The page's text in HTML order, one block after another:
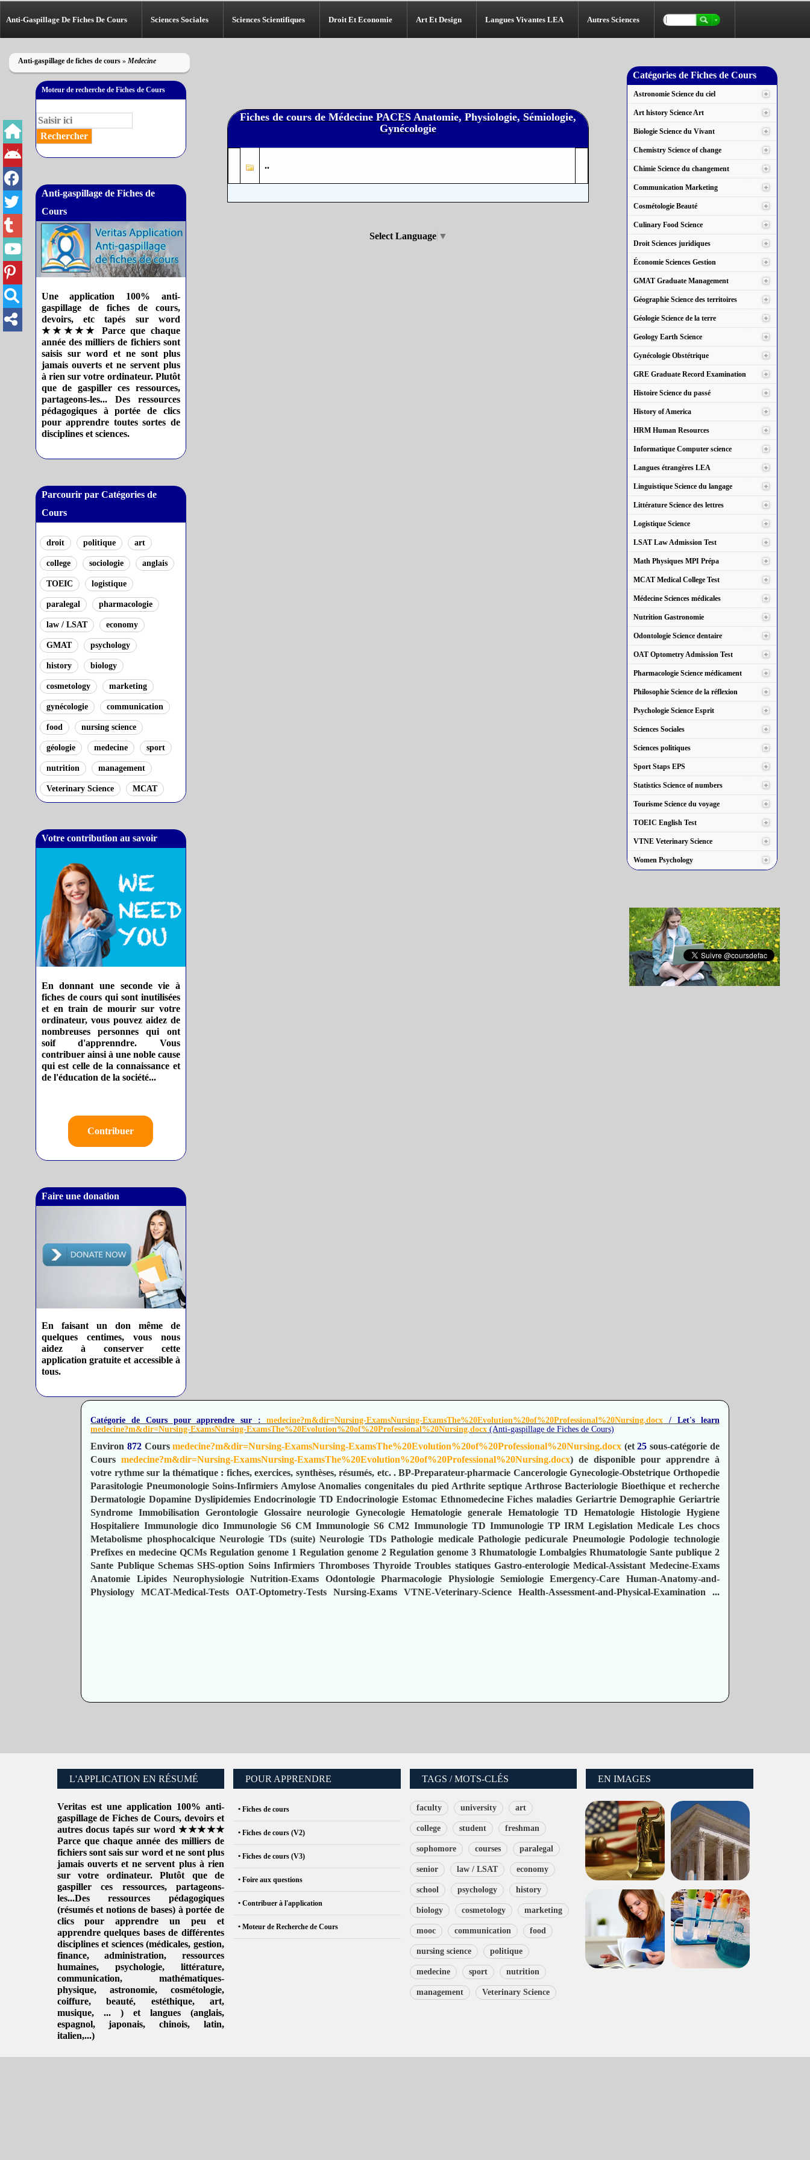
Anti-Gaspillage De Fiches De Cours Sciences Sociales Sciences Scientifiques Droit Et Economie Art Et Design Langues Vivantes LEA Autres Sciences
Anti-gaspillage de fiches de cours » Medecine
Moteur de recherche de Fiches de Cours
Anti-gaspillage de Fiches de
Cours
Une application 100% anti-
gaspillage de fiches de cours,
devoirs, etc tapés sur word
★★★★★ Parce que chaque
année des milliers de fichiers sont
saisis sur word et ne sont plus
jamais ouverts et ne servent plus
à rien sur votre ordinateur. Plutôt
que de gaspiller ces ressources,
partageons-les... Des ressources
pédagogiques à portée de clics
pour apprendre toutes sortes de
disciplines et sciences.
Parcourir par Catégories de
Cours
droit politique art
college sociologie anglais
TOEIC logistique
paralegal pharmacologie
law / LSAT economy
GMAT psychology
history biology
cosmetology marketing
gynécologie communication
food nursing science
géologie medecine sport
nutrition management
Veterinary Science MCAT
Votre contribution au savoir
En donnant une seconde vie à
fiches de cours qui sont inutilisées
et en train de mourir sur votre
ordinateur, vous pouvez aidez de
nombreuses personnes qui ont
soif d'apprenndre. Vous
contribuer ainsi à une noble cause
qui est celle de la connaissance et
de l'éducation de la société...
Contribuer
Faire une donation
En faisant un don même de
quelques centimes, vous nous
aidez à conserver cette
application gratuite et accessible à
tous.
Catégories de Fiches de Cours
Astronomie Science du ciel
Art history Science Art
Biologie Science du Vivant
Chemistry Science of change
Chimie Science du changement
Communication Marketing
Cosmétologie Beauté
Culinary Food Science
Droit Sciences juridiques
Économie Sciences Gestion
GMAT Graduate Management
Géographie Science des territoires
Géologie Science de la terre
Geology Earth Science
Gynécologie Obstétrique
GRE Graduate Record Examination
Histoire Science du passé
History of America
HRM Human Resources
Informatique Computer science
Langues étrangères LEA
Linguistique Science du langage
Littérature Science des lettres
Logistique Science
LSAT Law Admission Test
Math Physiques MPI Prépa
MCAT Medical College Test
Médecine Sciences médicales
Nutrition Gastronomie
Odontologie Science dentaire
OAT Optometry Admission Test
Pharmacologie Science médicament
Philosophie Science de la réflexion
Psychologie Science Esprit
Sciences Sociales
Sciences politiques
Sport Staps EPS
Statistics Science of numbers
Tourisme Science du voyage
TOEIC English Test
VTNE Veterinary Science
Women Psychology
Fiches de cours de Médecine PACES Anatomie, Physiologie, Sémiologie,
Gynécologie
..
Select Language ▼
Catégorie de Cours pour apprendre sur :medecine?m&dir=Nursing-ExamsNursing-ExamsThe%20Evolution%20of%20Professional%20Nursing.docx / Let's learn
medecine?m&dir=Nursing-ExamsNursing-ExamsThe%20Evolution%20of%20Professional%20Nursing.docx (Anti-gaspillage de Fiches de Cours)
Environ872 Coursmedecine?m&dir=Nursing-ExamsNursing-ExamsThe%20Evolution%20of%20Professional%20Nursing.docx (et25 sous-catégorie de
Coursmedecine?m&dir=Nursing-ExamsNursing-ExamsThe%20Evolution%20of%20Professional%20Nursing.docx) de disponible pour apprendre à
votre rythme sur la thématique : fiches, exercices, synthèses, résumés, etc. . BP-Preparateur-pharmacie Cancerologie Gynecologie-Obstetrique Orthopedie
Parasitologie Pneumonologie Soins-Infirmiers Amylose Anomalies congenitales du pied Arthrite septique Arthrose Bacteriologie Bioethique et recherche
Dermatologie Dopamine DyslipidemiesEndocrinologie TD Endocrinologie Estomac Ethnomedecine Fiches maladies Geriartrie Demographie Geriartrie
Syndrome Immobilisation
Gerontologie Glossaire neurologie Gynecologie Hematologie generale Hematologie TD Hematologie Histologie Hygiene
Hospitaliere Immunologie dico Immunologie S6 CM Immunologie S6 CM2 Immunologie TD Immunologie TP IRM Legislation Medicale Les chocs
Metabolisme phosphocalcique Neurologie TDs (suite) Neurologie TDs Pathologie medicale Pathologie pedicurale Pneumologie Podologie technologie
Prefixes en medecine QCMs Regulation genome 1 Regulation genome 2 Regulation genome 3 Rhumatologie Lombalgies Rhumatologie Sante publique 2
Sante Publique Schemas SHS-option Soins Infirmiers Thromboses Thyroide Troubles statiques Gastro-enterologie Medical-Assistant Medecine-Exams
Anatomie
Lipides Neurophysiologie Nutrition-Exams Odontologie Pharmacologie Physiologie Semiologie Emergency-Care
Human-Anatomy-and-
Physiology
MCAT-Medical-Tests OAT-Optometry-Tests Nursing-Exams VTNE-Veterinary-Science Health-Assessment-and-Physical-Examination ...
L'APPLICATION EN RÉSUMÉ
Veritasest une application 100% anti-
gaspillage deFiches de Cours, devoirs et
autres docus tapés sur word ★★★★★
Parce que chaque année des milliers de
fichiers sont sais sur word et ne sont plus
jamais ouverts et ne servent plus à rien
sur votre ordinateur. Plutôt que de
gaspiller ces ressources, partageons-
les...Des ressources pédagogiques
(résumés et notions de bases) à portée de
clics pour apprendre un peu et
apprendre quelques bases de différentes
disciplines et sciences (médicales, gestion,
finance, administration, ressources
humaines, psychologie, littérature,
communication, mathématiques-
physique, astronomie, cosmétologie,
coiffure, beauté, estéthique, art,
musique, ... ) et langues (anglais,
espagnol,japonais,chinois,latin,
italien,...)
POUR APPRENDRE
• Fiches de cours
• Fiches de cours (V2)
• Fiches de cours (V3)
• Foire aux questions
• Contribuer à l'application
• Moteur de Recherche de Cours
TAGS / MOTS-CLÉS
faculty university art
college student freshman
sophomore courses paralegal
senior law / LSAT economy
school psychology history
biology cosmetology marketing
mooc communication food
nursing science politique
medecine sport nutrition
management Veterinary Science
EN IMAGES